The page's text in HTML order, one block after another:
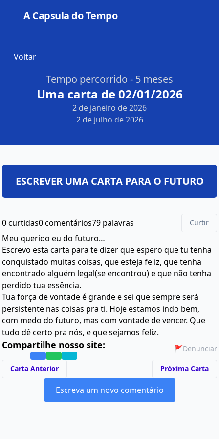
A Capsula do Tempo
Voltar
Tempo percorrido - 5 meses
Uma carta de 02/01/2026
2 de janeiro de 2026
2 de julho de 2026
0 curtidas0 comentários79 palavras Curtir
Meu querido eu do futuro…
Escrevo esta carta para te dizer que espero que tu tenha
conquistado muitas coisas, que esteja feliz, que tenha
encontrado alguém legal(se encontrou) e que não tenha
perdido tua essência.
Tua força de vontade é grande e sei que sempre será
persistente nas coisas pra ti. Hoje estamos indo bem,
com medo do futuro, mas com vontade de vencer. Que
tudo dê certo pra nós, e que sejamos feliz.
Compartilhe nosso site: 🚩Denunciar
Carta Anterior Próxima Carta
Escreva um novo comentário
ESCREVER UMA CARTA PARA O FUTURO